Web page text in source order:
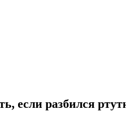
если разбился